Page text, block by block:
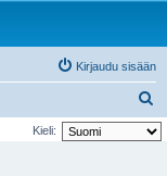
Kirjaudu sisään
t
Kieli: